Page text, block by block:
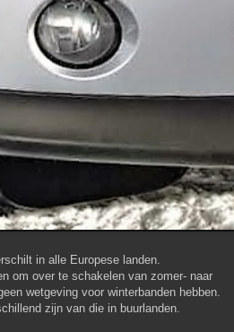
in alle Europese landen.
om over te schakelen van zomer- naar
wetgeving voor winterbanden hebben.
zijn van die in buurlanden.